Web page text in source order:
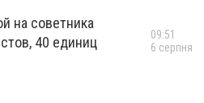
на советника
40 единиц
09:51
6 серпня